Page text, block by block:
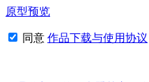
原型预览
同意 作品下载与使用协议